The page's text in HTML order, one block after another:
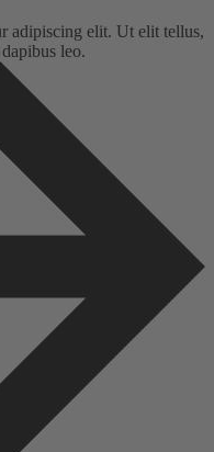
adipiscing elit. Ut elit tellus,
leo.